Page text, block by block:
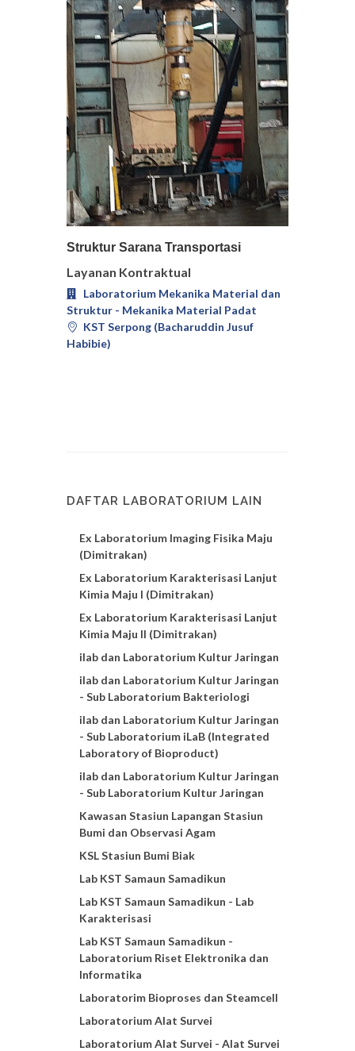
Pilih Detail
Struktur Sarana Transportasi
Layanan Kontraktual
Laboratorium Mekanika Material dan
Struktur - Mekanika Material Padat
KST Serpong (Bacharuddin Jusuf
Habibie)
DAFTAR LABORATORIUM LAIN
Ex Laboratorium Imaging Fisika Maju
(Dimitrakan)
Ex Laboratorium Karakterisasi Lanjut
Kimia Maju I (Dimitrakan)
Ex Laboratorium Karakterisasi Lanjut
Kimia Maju II (Dimitrakan)
ilab dan Laboratorium Kultur Jaringan
ilab dan Laboratorium Kultur Jaringan
- Sub Laboratorium Bakteriologi
ilab dan Laboratorium Kultur Jaringan
- Sub Laboratorium iLaB (Integrated
Laboratory of Bioproduct)
ilab dan Laboratorium Kultur Jaringan
- Sub Laboratorium Kultur Jaringan
Kawasan Stasiun Lapangan Stasiun
Bumi dan Observasi Agam
KSL Stasiun Bumi Biak
Lab KST Samaun Samadikun
Lab KST Samaun Samadikun - Lab
Karakterisasi
Lab KST Samaun Samadikun -
Laboratorium Riset Elektronika dan
Informatika
Laboratorim Bioproses dan Steamcell
Laboratorium Alat Survei
Laboratorium Alat Survei - Alat Survei